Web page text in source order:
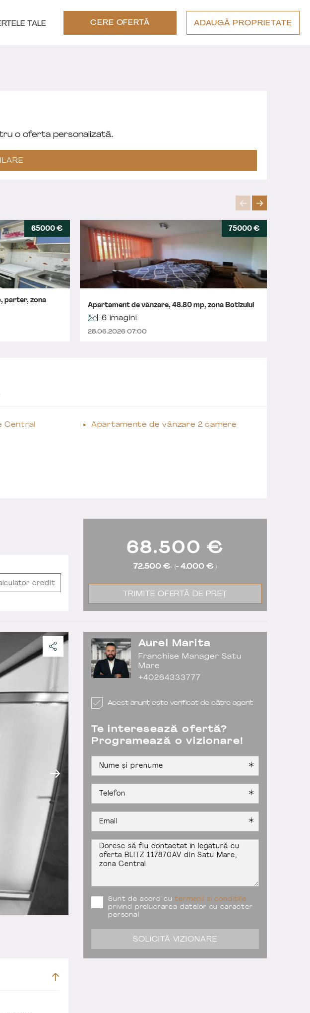
TALE CERE OFERTĂ ADAUGĂ PROPRIETATE
o oferta personalizată.
65000 €
parter, zona
75000 €
Apartament de vânzare, 48.80 mp, zona Botizului
6 imagini
28.06.2026 07:00
Central Apartamente de vânzare 2 camere
credit
Aurel Marita
Franchise Manager Satu
Mare
+40264333777
Acest anunț este verificat de către agent
Te interesează ofertă?
Programează o vizionare!
Sunt de acord cutermenii si condițiile
privind prelucrarea datelor cu caracter
personal
SOLICITĂ VIZIONARE
68.500 €
72.500 € (- 4.000 € )
TRIMITE OFERTĂ DE PREȚ